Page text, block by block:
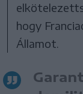
hogy
Államot.